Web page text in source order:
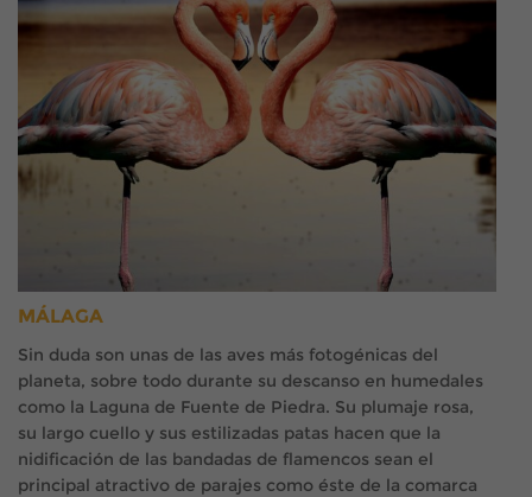
MÁLAGA
Sin duda son unas de las aves más fotogénicas del
planeta, sobre todo durante su descanso en humedales
como la Laguna de Fuente de Piedra. Su plumaje rosa,
su largo cuello y sus estilizadas patas hacen que la
nidificación de las bandadas de flamencos sean el
principal atractivo de parajes como éste de la comarca